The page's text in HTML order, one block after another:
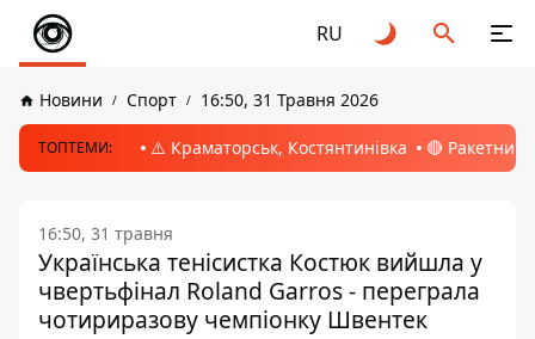
RU
Новини Спорт 16:50, 31 Травня 2026
ТОПТЕМИ: ⚠️ Краматорськ, Костянтинівка 🔴 Ракетний
16:50, 31 травня
Українська тенісистка Костюк вийшла у
чвертьфінал Roland Garros - переграла
чотириразову чемпіонку Швентек